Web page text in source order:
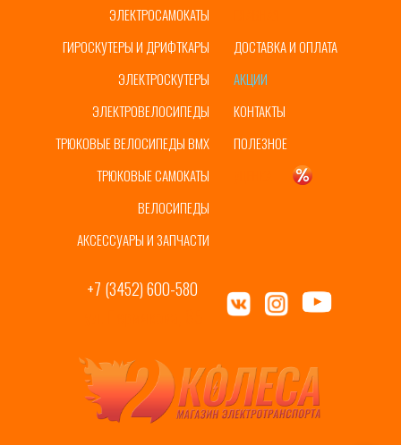
ЭЛЕКТРОСАМОКАТЫ
ГИРОСКУТЕРЫ И ДРИФТКАРЫ
ЭЛЕКТРОСКУТЕРЫ
ЭЛЕКТРОВЕЛОСИПЕДЫ
ТРЮКОВЫЕ ВЕЛОСИПЕДЫ BMX
АКСЕССУАРЫ И ЗАПЧАСТИ
ДОСТАВКА И ОПЛАТА
АКЦИИ
КОНТАКТЫ
+7 (3452) 600-580
ПОЛЕЗНОЕ
ТРЮКОВЫЕ САМОКАТЫ
ВЕЛОСИПЕДЫ